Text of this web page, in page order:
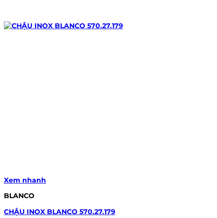
Xem nhanh
BLANCO
CHẬU INOX BLANCO 570.27.179